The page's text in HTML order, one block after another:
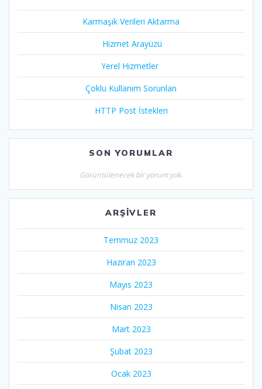
Karmaşık Verileri Aktarma
Hizmet Arayüzü
Yerel Hizmetler
Çoklu Kullanım Sorunları
HTTP Post İstekleri
SON YORUMLAR
Görüntülenecek bir yorum yok.
ARŞIVLER
Temmuz 2023
Haziran 2023
Mayıs 2023
Nisan 2023
Mart 2023
Şubat 2023
Ocak 2023